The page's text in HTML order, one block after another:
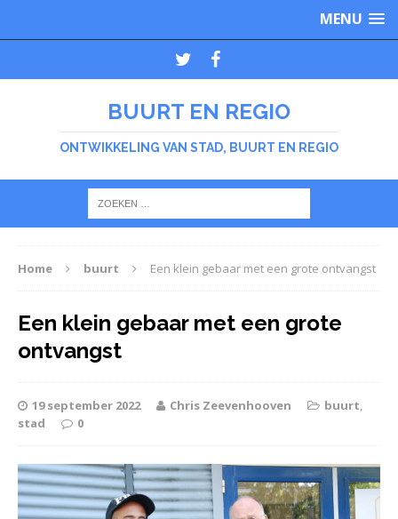
MENU
BUURT EN REGIO
ONTWIKKELING VAN STAD, BUURT EN REGIO
Home buurt Een klein gebaar met een grote ontvangst
Een klein gebaar met een grote
ontvangst
19 september 2022 Chris Zeevenhooven buurt,
stad
0